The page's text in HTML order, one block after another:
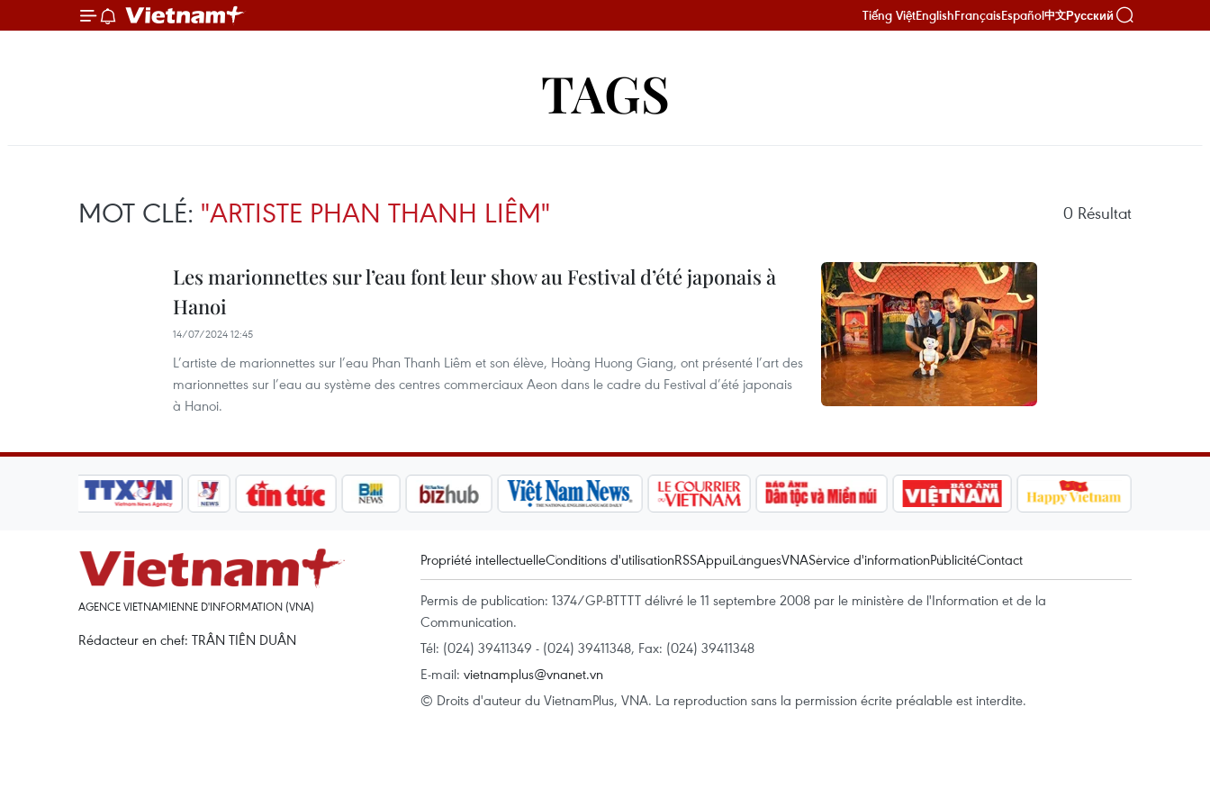
Tiếng ViệtEnglishFrançaisEspañol中文Русский
TAGS
MOT CLÉ: "ARTISTE PHAN THANH LIÊM" 0 Résultat
Les marionnettes sur l’eau font leur show au Festival d’été japonais à
Hanoi
14/07/2024 12:45
L’artiste de marionnettes sur l’eau Phan Thanh Liêm et son élève, Hoàng Huong Giang, ont présenté l’art des
marionnettes sur l’eau au système des centres commerciaux Aeon dans le cadre du Festival d’été japonais
à Hanoi.
AGENCE VIETNAMIENNE D'INFORMATION (VNA)
Rédacteur en chef: TRÂN TIÊN DUÂN
Propriété intellectuelleConditions d'utilisationRSSAppuiLanguesVNAService d'informationPublicitéContact
Permis de publication: 1374/GP-BTTTT délivré le 11 septembre 2008 par le ministère de l'Information et de la
Communication.
Tél: (024) 39411349 - (024) 39411348, Fax: (024) 39411348
E-mail: vietnamplus@vnanet.vn
© Droits d'auteur du VietnamPlus, VNA. La reproduction sans la permission écrite préalable est interdite.